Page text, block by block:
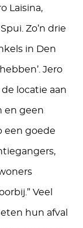
Laisina,
Zo’n drie
in Den
Jero
locatie aan
en geen
een goede
Veel
hun afval